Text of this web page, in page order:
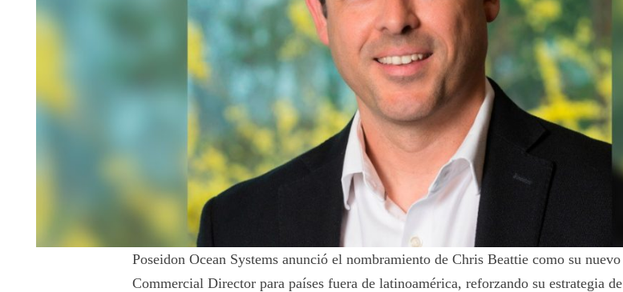
Poseidon Ocean Systems anunció el nombramiento de Chris Beattie como su nuevo
Commercial Director para países fuera de latinoamérica, reforzando su estrategia de